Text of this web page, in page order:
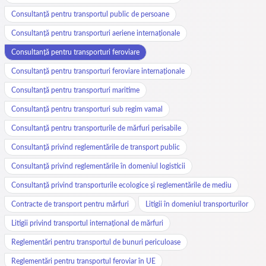
Consultanță pentru transportul public de persoane
Consultanță pentru transporturi aeriene internaționale
Consultanță pentru transporturi feroviare
Consultanță pentru transporturi feroviare internaționale
Consultanță pentru transporturi maritime
Consultanță pentru transporturi sub regim vamal
Consultanță pentru transporturile de mărfuri perisabile
Consultanță privind reglementările de transport public
Consultanță privind reglementările în domeniul logisticii
Consultanță privind transporturile ecologice și reglementările de mediu
Contracte de transport pentru mărfuri Litigii în domeniul transporturilor
Litigii privind transportul internațional de mărfuri
Reglementări pentru transportul de bunuri periculoase
Reglementări pentru transportul feroviar în UE